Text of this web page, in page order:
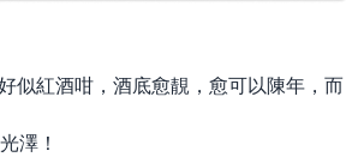
紅酒咁，酒底愈靚，愈可以陳年，而
澤！